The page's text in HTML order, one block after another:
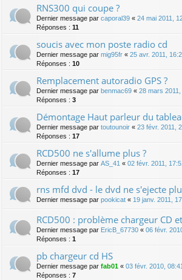
RNS300 qui coupe ?
Dernier message par caporal39 « 24 mai 2011,
Réponses : 11
soucis avec mon poste radio cd
Dernier message par mig95fr « 25 avr. 2011,
Réponses : 10
Remplacement autoradio GPS ?
Dernier message par benmac69 « 28 mars
Réponses : 3
Démontage Haut parleur du
Dernier message par toutounoir « 23 févr. 2011,
Réponses : 17
RCD500 ne s'allume plus ?
Dernier message par AS_41 « 02 févr. 2011,
Réponses : 17
rns mfd dvd - le dvd ne s'ejecte
Dernier message par pookicat « 19 janv. 2011,
RCD500 : problème chargeur CD
Dernier message par EricB_67730 « 06 févr.
Réponses : 1
pb chargeur cd HS
Dernier message par fab01 « 03 févr. 2010, 08:41
Réponses : 7